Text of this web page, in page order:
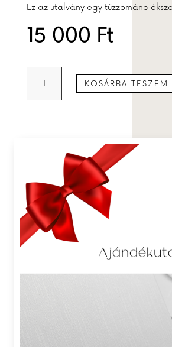
Ez az utalvány egy tűzzománc
15 000 Ft
Ajándékutalvány
mennyiség
KOSÁRBA TESZEM